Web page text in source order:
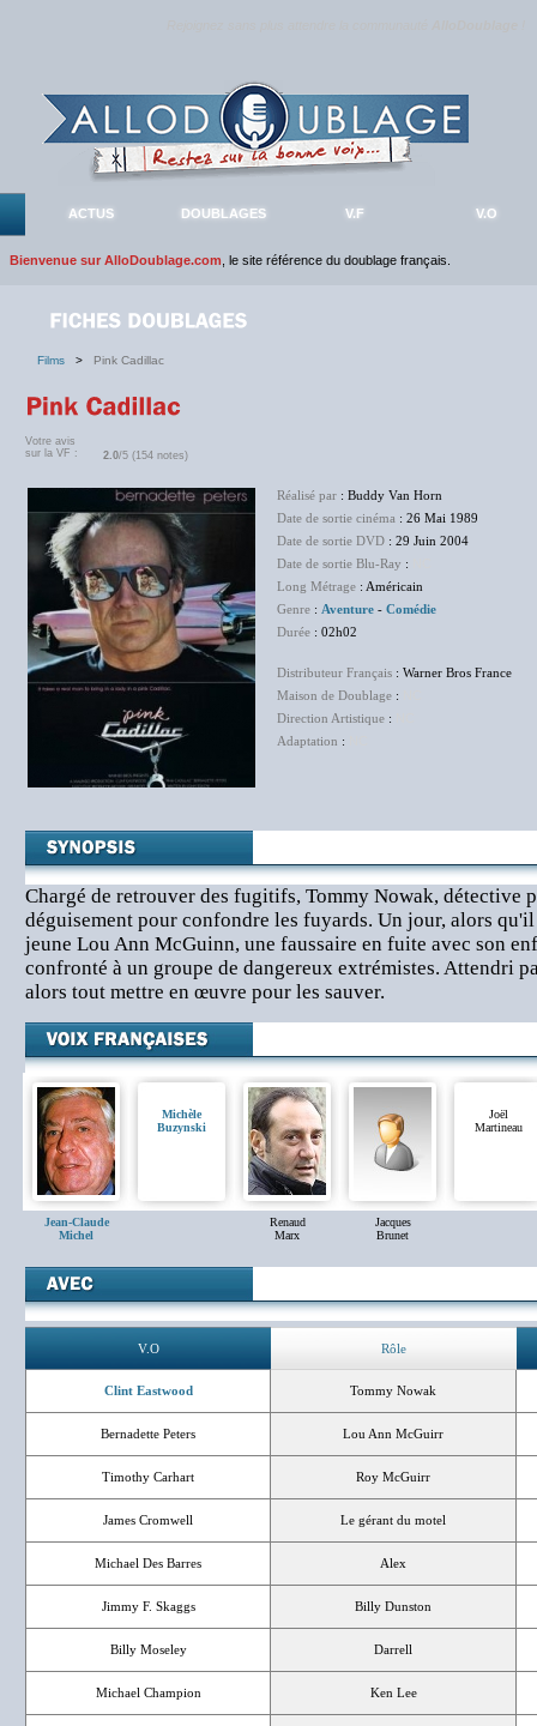
ACTUS DOUBLAGES V.F V.O
Bienvenue sur AlloDoublage.com , le site référence du doublage français.
Films > Pink Cadillac
Votre avis
sur la VF :
2.0/5 (154 notes)
Réalisé par : Buddy Van Horn
Date de sortie cinéma : 26 Mai 1989
Date de sortie DVD : 29 Juin 2004
Date de sortie Blu-Ray :
Long Métrage : Américain
Genre : Aventure - Comédie
Durée : 02h02
Distributeur Français : Warner Bros France
Maison de Doublage :
Direction Artistique :
Adaptation :
Chargé de retrouver des fugitifs, Tommy Nowak, détective
déguisement pour confondre les fuyards. Un jour, alors
jeune Lou Ann McGuinn, une faussaire en fuite avec son
confronté à un groupe de dangereux extrémistes. Attendri
alors tout mettre en œuvre pour les sauver.
Jean-Claude
Michel
Michèle
Buzynski
Renaud
Marx
Jacques
Brunet
Joël
Martineau
V.O Rôle
Clint Eastwood Tommy Nowak
Bernadette Peters Lou Ann McGuirr
Timothy Carhart Roy McGuirr
James Cromwell Le gérant du motel
Michael Des Barres Alex
Jimmy F. Skaggs Billy Dunston
Billy Moseley Darrell
Michael Champion Ken Lee